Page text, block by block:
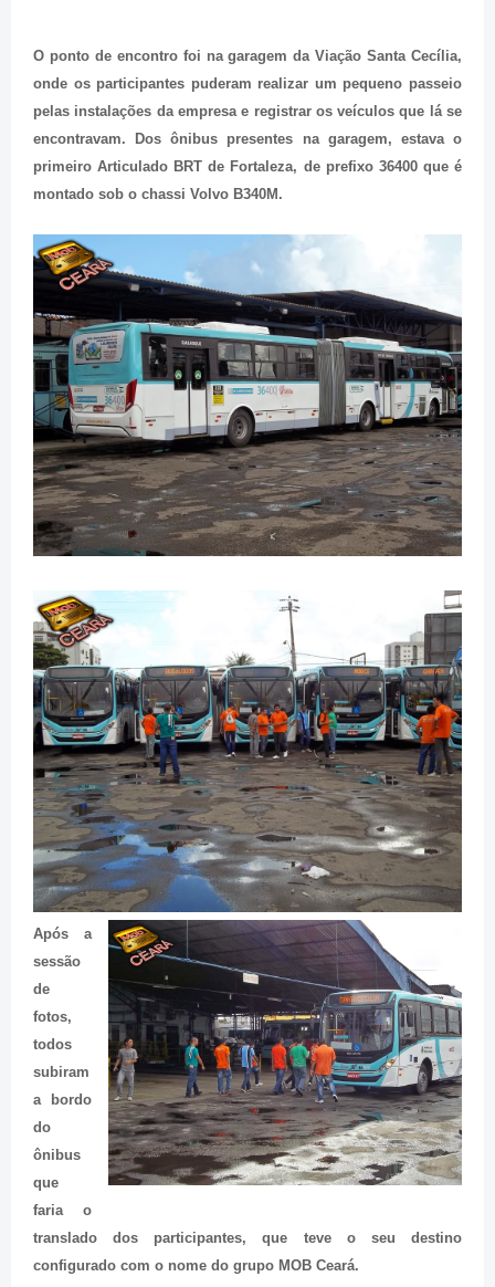
O ponto de encontro foi na garagem da Viação Santa Cecília,
onde os participantes puderam realizar um pequeno passeio
pelas instalações da empresa e registrar os veículos que lá se
encontravam. Dos ônibus presentes na garagem, estava o
primeiro Articulado BRT de Fortaleza, de prefixo 36400 que é
montado sob o chassi Volvo B340M.
Após a
sessão
de
fotos,
todos
subiram
a bordo
do
ônibus
que
faria o
translado dos participantes, que teve o seu destino
configurado com o nome do grupo MOB Ceará.